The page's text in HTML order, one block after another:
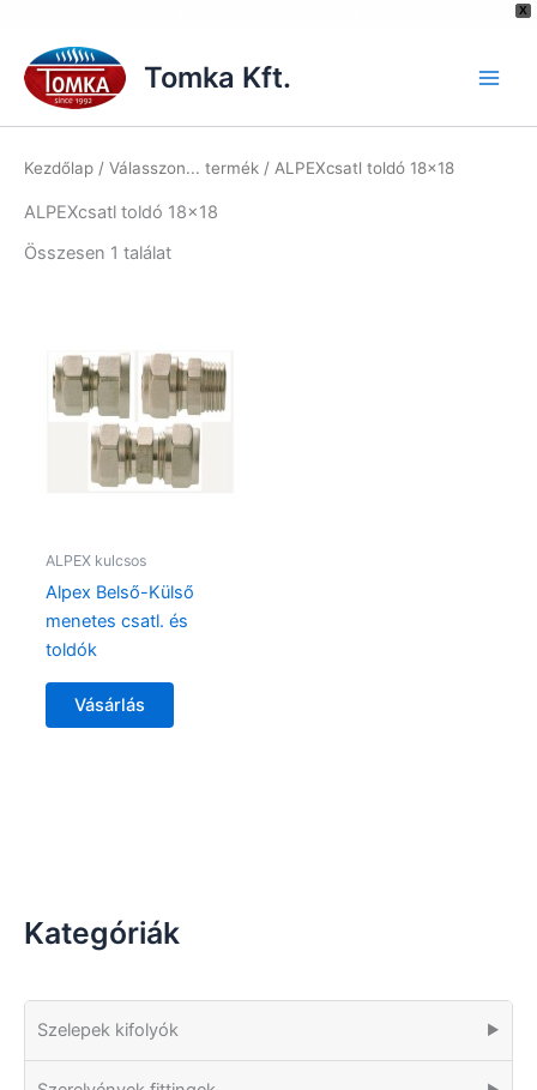
X
content
Tomka Kft.
Kategóriák
Szelepek kifolyók ▶
Kezdőlap / Válasszon... termék / ALPEXcsatl toldó 18x18
ALPEXcsatl toldó 18x18
Összesen 1 találat
ALPEX kulcsos
Alpex Belső-Külső
menetes csatl. és
toldók
Vásárlás